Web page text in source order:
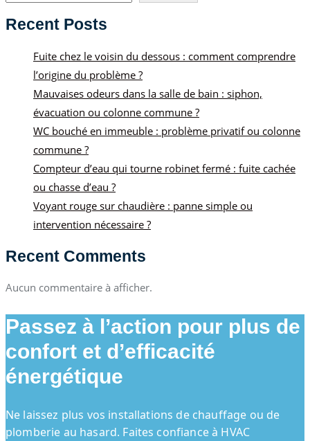
Recent Posts
Fuite chez le voisin du dessous : comment comprendre
l’origine du problème ?
Mauvaises odeurs dans la salle de bain : siphon,
évacuation ou colonne commune ?
WC bouché en immeuble : problème privatif ou colonne
commune ?
Compteur d’eau qui tourne robinet fermé : fuite cachée
ou chasse d’eau ?
Voyant rouge sur chaudière : panne simple ou
intervention nécessaire ?
Recent Comments
Aucun commentaire à afficher.
Passez à l’action pour plus de
confort et d’efficacité
énergétique
Ne laissez plus vos installations de chauffage ou de
plomberie au hasard. Faites confiance à HVAC